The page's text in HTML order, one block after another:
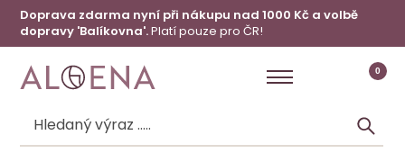
Doprava zdarma nyní při nákupu nad 1000 Kč a volbě
dopravy 'Balíkovna'.Platí pouze pro ČR!
0